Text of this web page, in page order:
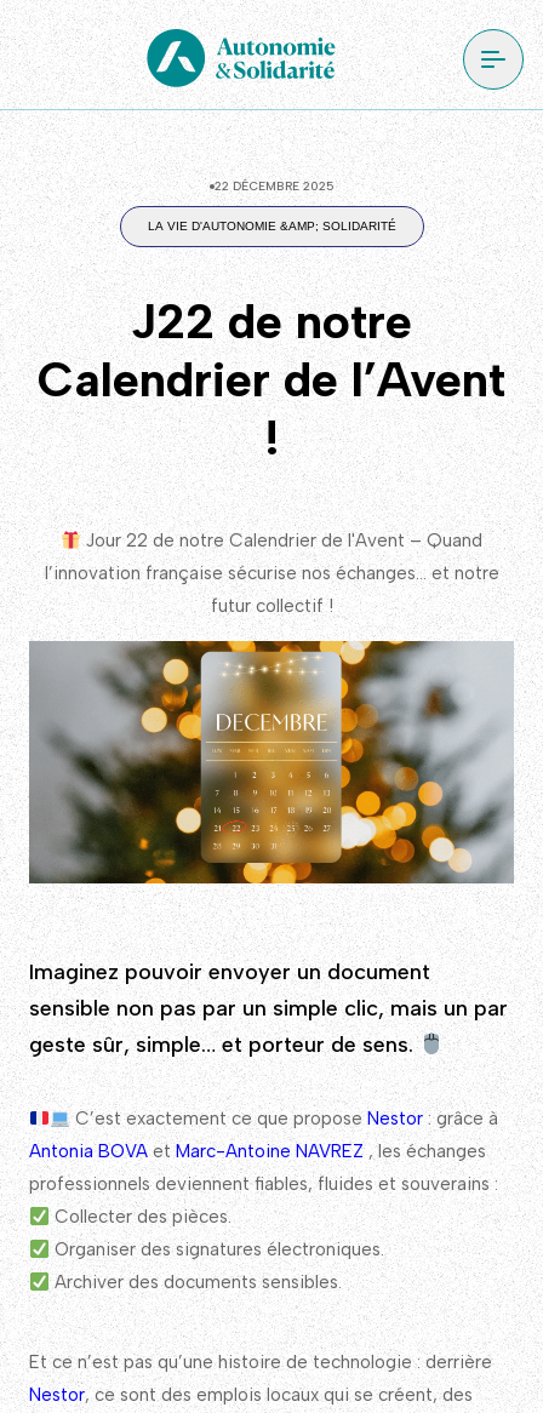
22 DÉCEMBRE 2025
LA VIE D'AUTONOMIE &AMP; SOLIDARITÉ
J22 de notre
Calendrier de l’Avent
!
Jour 22 de notre Calendrier de l'Avent – Quand
l’innovation française sécurise nos échanges… et notre
futur collectif !
Imaginez pouvoir envoyer un document
sensible non pas par un simple clic, mais un par
geste sûr, simple… et porteur de sens.
C’est exactement ce que propose Nestor: grâce à
Antonia BOVA etMarc-Antoine NAVREZ, les échanges
professionnels deviennent fiables, fluides et souverains :
Collecter des pièces.
Organiser des signatures électroniques.
Archiver des documents sensibles.
Et ce n’est pas qu’une histoire de technologie : derrière
Nestor, ce sont des emplois locaux qui se créent, des